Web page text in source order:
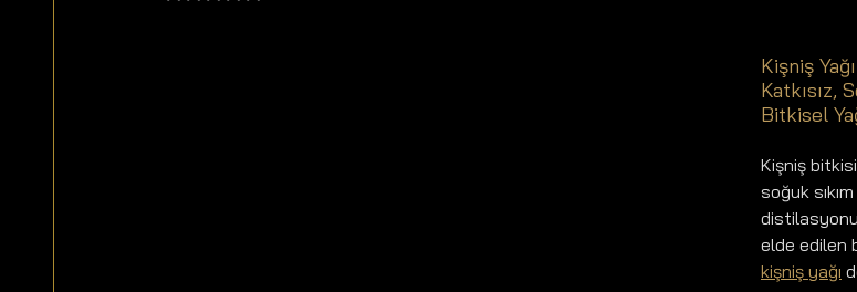
Kişniş
Katkısız,
Bitkisel
Kişniş
soğuk
elde edilen
kişniş yağı